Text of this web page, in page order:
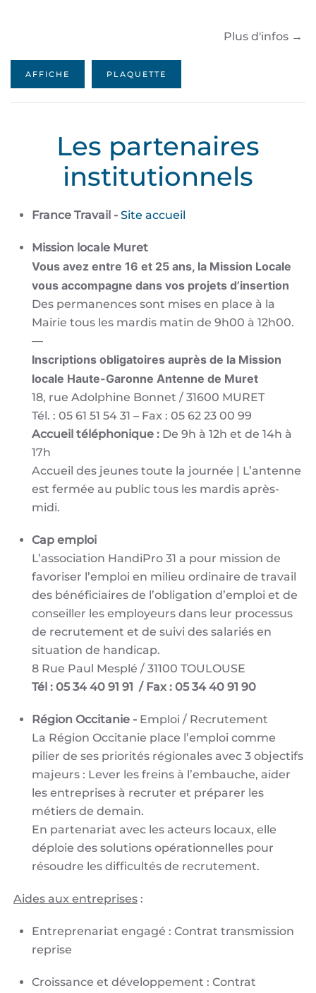
Plus d'infos →
AFFICHE PLAQUETTE
Les partenaires
institutionnels
France Travail - Site accueil
Mission locale Muret
Vous avez entre 16 et 25 ans, la Mission Locale
vous accompagne dans vos projets d’insertion
Des permanences sont mises en place à la
Mairie tous les mardis matin de 9h00 à 12h00.
—
Inscriptions obligatoires auprès de la Mission
locale Haute-Garonne Antenne de Muret
18, rue Adolphine Bonnet / 31600 MURET
Tél. : 05 61 51 54 31 – Fax : 05 62 23 00 99
Accueil téléphonique : De 9h à 12h et de 14h à
17h
Accueil des jeunes toute la journée | L’antenne
est fermée au public tous les mardis après-
midi.
Cap emploi
L’association HandiPro 31 a pour mission de
favoriser l’emploi en milieu ordinaire de travail
des bénéficiaires de l’obligation d’emploi et de
conseiller les employeurs dans leur processus
de recrutement et de suivi des salariés en
situation de handicap.
8 Rue Paul Mesplé / 31100 TOULOUSE
Tél : 05 34 40 91 91 / Fax : 05 34 40 91 90
Région Occitanie - Emploi / Recrutement
La Région Occitanie place l’emploi comme
pilier de ses priorités régionales avec 3 objectifs
majeurs : Lever les freins à l’embauche, aider
les entreprises à recruter et préparer les
métiers de demain.
En partenariat avec les acteurs locaux, elle
déploie des solutions opérationnelles pour
résoudre les difficultés de recrutement.
Aides aux entreprises :
Entreprenariat engagé : Contrat transmission
reprise
Croissance et développement : Contrat